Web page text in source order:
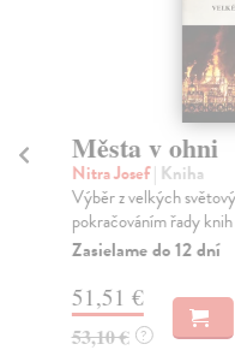
Města v ohni
Nitra Josef| Kniha
Výběr z velkých
pokračováním řady
Zasielame do 12 dní
51,51 €
53,10 € ?